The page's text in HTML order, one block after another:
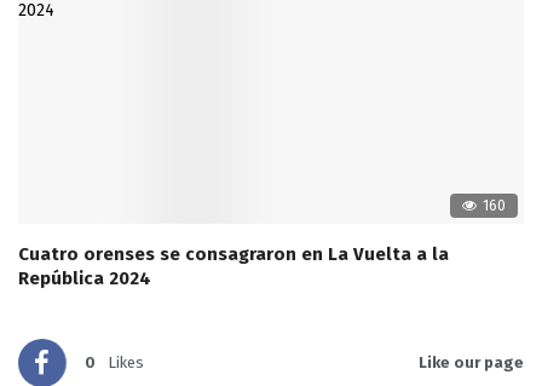
160
Cuatro orenses se consagraron en La Vuelta a la
República 2024
0 Likes Like our page